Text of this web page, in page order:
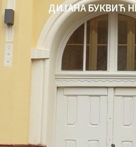
ДИЈАНА БУКВИЋ